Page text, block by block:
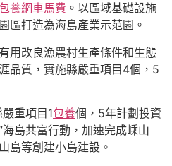
養網車馬費 。以區域基礎設施
區打造為海島產業示范園。
用改良漁農村生產條件和生態
品質，實施縣嚴重項目4個，5
重項目1包養個，5年計劃投資
島共富行動，加速完成嵊山
島等創建小島建設。